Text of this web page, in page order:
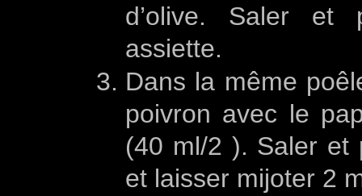
d’olive. Saler et
assiette.
Dans la même
poivron avec le
(40 ml/2 ). Saler et
et laisser mijoter 2